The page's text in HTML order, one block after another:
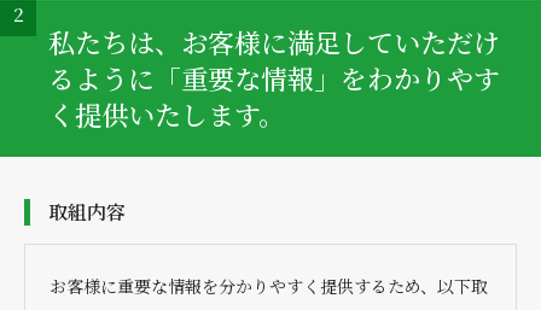
2
私たちは、お客様に満足していただけ
るように「重要な情報」をわかりやす
く提供いたします。
取組内容
お客様に重要な情報を分かりやすく提供するため、以下取